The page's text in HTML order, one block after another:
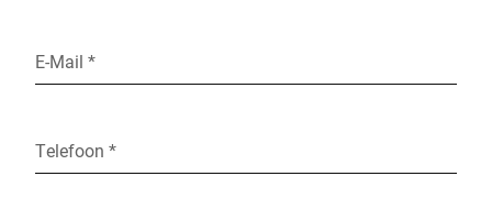
E-Mail *
Telefoon *